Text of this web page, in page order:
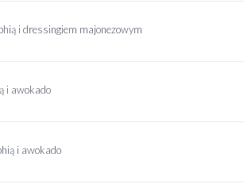
i dressingiem majonezowym
i awokado
i awokado